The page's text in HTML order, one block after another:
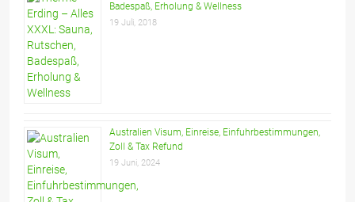
Badespaß, Erholung & Wellness
19 Juli, 2018
Australien Visum, Einreise, Einfuhrbestimmungen,
Zoll & Tax Refund
19 Juni, 2024